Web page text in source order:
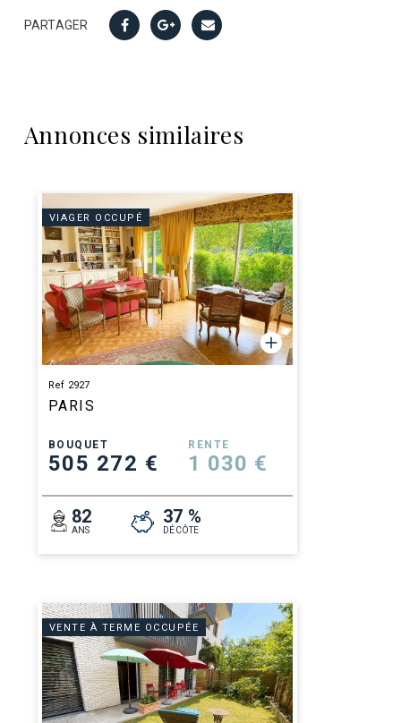
PARTAGER
Annonces similaires
VIAGER OCCUPÉ
Ref 2927
PARIS
BOUQUET
505 272 €
RENTE
1 030 €
82
ANS
37 %
DÉCÔTE
VENTE À TERME OCCUPÉE